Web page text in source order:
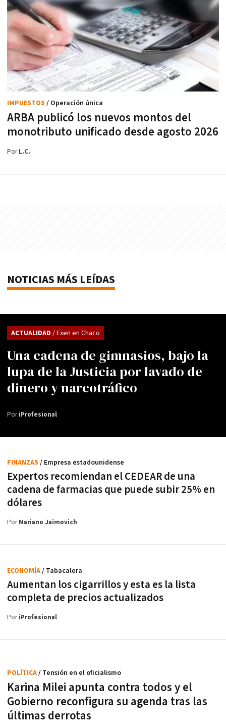
ARBA publicó los nuevos montos del
monotributo unificado desde agosto 2026
IMPUESTOS / Operación única
PorL.C.
NOTICIAS MÁS LEÍDAS
Una cadena de gimnasios, bajo la
lupa de la Justicia por lavado de
dinero y narcotráfico
ACTUALIDAD / Exen en Chaco
PoriProfesional
Expertos recomiendan el CEDEAR de una
cadena de farmacias que puede subir 25% en
dólares
FINANZAS / Empresa estadounidense
PorMariano Jaimovich
Aumentan los cigarrillos y esta es la lista
completa de precios actualizados
ECONOMÍA/ Tabacalera
PoriProfesional
Karina Milei apunta contra todos y el
Gobierno reconfigura su agenda tras las
últimas derrotas
POLÍTICA/ Tensión en el oficialismo